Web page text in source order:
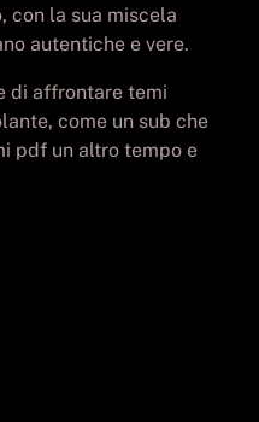
con la sua miscela
autentiche e vere.
di affrontare temi
come un sub che
pdf un altro tempo e